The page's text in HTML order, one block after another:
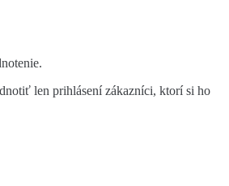
len prihlásení zákazníci, ktorí si ho